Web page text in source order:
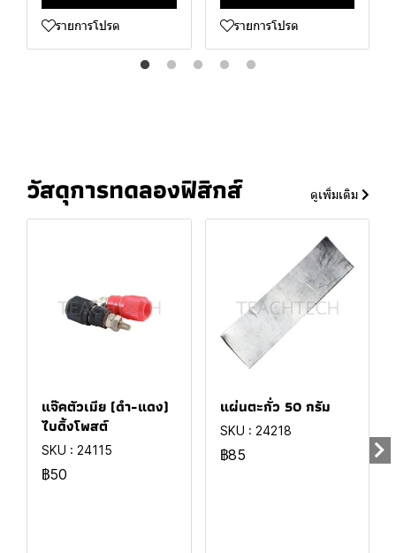
รายการโปรด รายการโปรด
วัสดุการทดลองฟิสิกส์ ดูเพิ่มเติม
แจ๊คตัวเมีย (ดำ-แดง)
ไบดิ้งโพสต์
SKU : 24115
฿50
แผ่นตะกั่ว 50 กรัม
SKU : 24218
฿85